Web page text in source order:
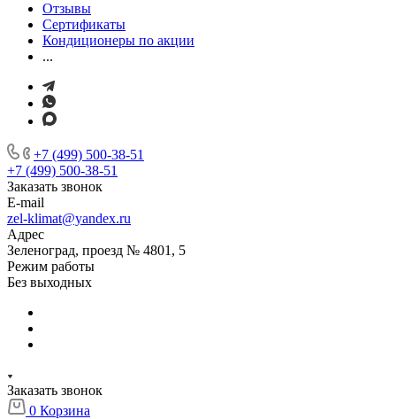
Отзывы
Сертификаты
Кондиционеры по акции
...
+7 (499) 500-38-51
+7 (499) 500-38-51
Заказать звонок
E-mail
zel-klimat@yandex.ru
Адрес
Зеленоград, проезд № 4801, 5
Режим работы
Без выходных
Заказать звонок
0 Корзина